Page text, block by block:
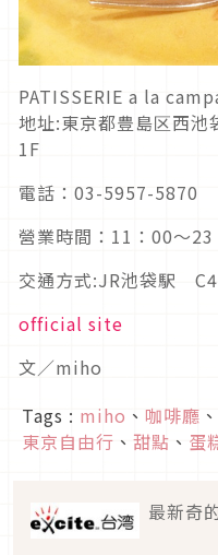
PATISSERIE a la
地址:東京都豊島区西
1F
電話：03-5957-5870
營業時間：11：00～23
交通方式:JR池袋駅
official site
文／miho
Tags : miho 、 咖啡廳 、
東京自由行 、 甜點 、 蛋
最新奇